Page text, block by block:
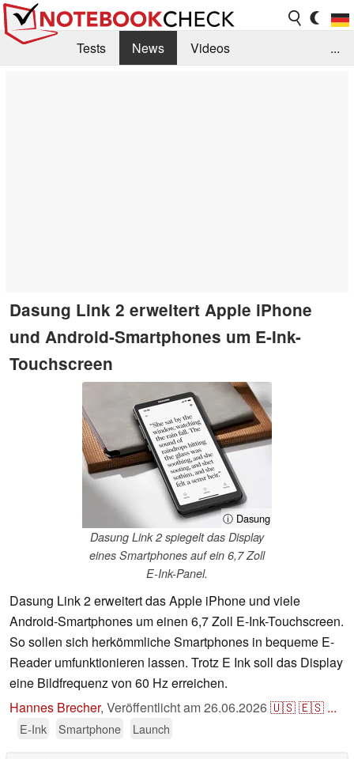
Tests News
Videos
...
Dasung Link 2 erweitert Apple iPhone
und Android-Smartphones um E-Ink-
Touchscreen
ⓘ Dasung
Dasung Link 2 spiegelt das Display
eines Smartphones auf ein 6,7 Zoll
E-Ink-Panel.
Dasung Link 2 erweitert das Apple iPhone und viele
Android-Smartphones um einen 6,7 Zoll E-Ink-Touchscreen.
So sollen sich herkömmliche Smartphones in bequeme E-
Reader umfunktionieren lassen. Trotz E Ink soll das Display
eine Bildfrequenz von 60 Hz erreichen.
Hannes Brecher, Veröffentlicht am26.06.2026🇺🇸🇪🇸 ...
E-Ink Smartphone Launch